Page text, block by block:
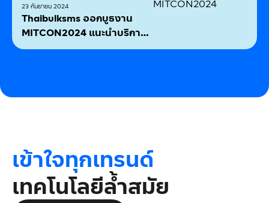
23 กันยายน 2024
Thaibulksms ออกบูธงาน
MITCON2024 แนะนำบริการ
และให้ร่วมกิจกรรมกล่องสุ่ม
เข้าใจทุกเทรนด์
เทคโนโลยีล้ำสมัย